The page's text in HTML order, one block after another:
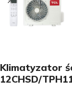
Klimatyzator
12CHSD/